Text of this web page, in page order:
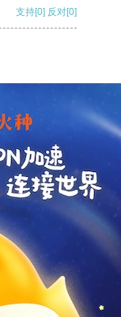
支持[0] 反对[0]
支持 [0] 反对 [0]
心了。
支持